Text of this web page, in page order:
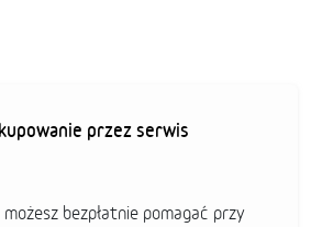
przez serwis
bezpłatnie pomagać przy